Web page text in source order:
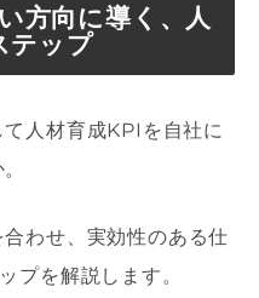
方向に導く、人
テップ
人材育成KPIを自社に
わせ、実効性のある仕
プを解説します。